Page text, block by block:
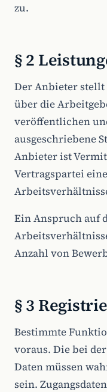
zu.
§ 2
Der Anbieter
über die
veröffentlichen
ausgeschriebene
Anbieter ist
Vertragspartei
Ein Anspruch auf
Anzahl von
§ 3
Bestimmte
voraus. Die bei
Daten müssen
sein.